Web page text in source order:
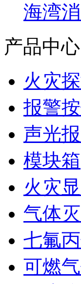
海湾
产品中心
火灾
报警
声光
模块箱
火灾
气体
七氟
可燃